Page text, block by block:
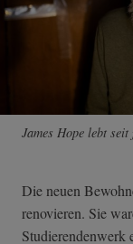
James Hope lebt
Die neuen
renovieren. Sie
Studierendenwerk